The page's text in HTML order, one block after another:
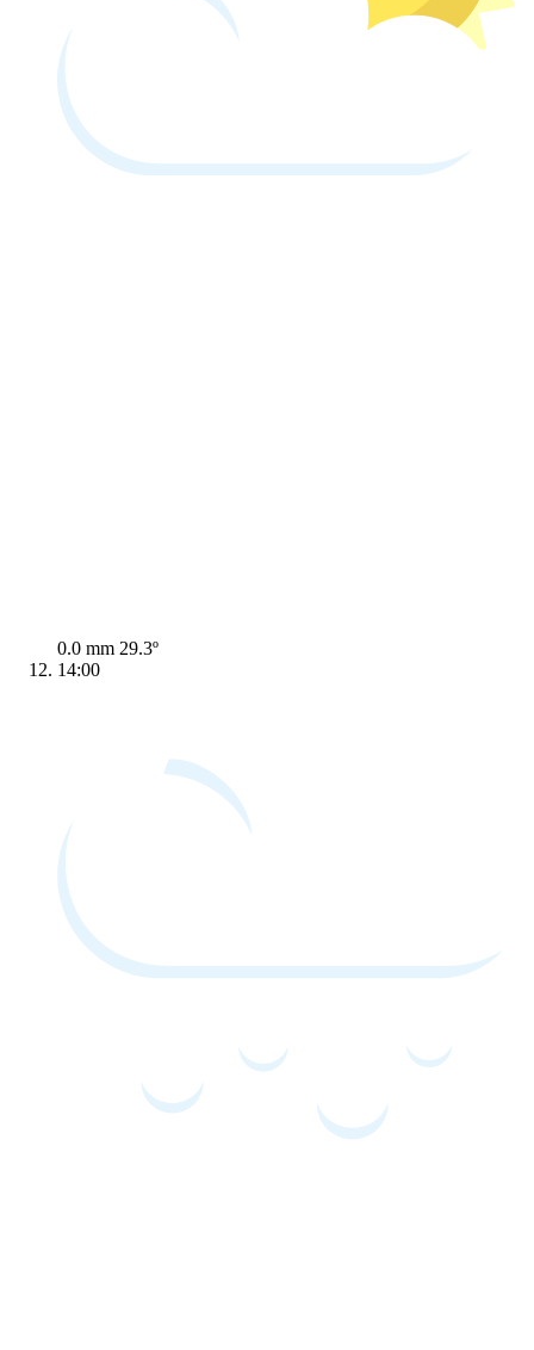
0.0 mm 29.3º
14:00